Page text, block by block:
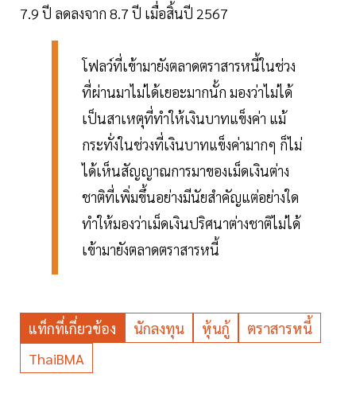
7.9 ปี ลดลงจาก 8.7 ปี เมื่อสิ้นปี 2567
โฟลว์ที่เข้ามายังตลาดตราสารหนี้ในช่วง
ที่ผ่านมาไม่ได้เยอะมากนั้ก มองว่าไม่ได้
เป็นสาเหตุที่ทำให้เงินบาทแข็งค่า แม้
กระทั่งในช่วงที่เงินบาทแข็งค่ามากๆ ก็ไม่
ได้เห็นสัญญาณการมาของเม็ดเงินต่าง
ชาติที่เพิ่มขึ้นอย่างมีนัยสำคัญแต่อย่างใด
ทำให้มองว่าเม็ดเงินปริศนาต่างชาติไม่ได้
เข้ามายังตลาดตราสารหนี้
แท็กที่เกี่ยวข้อง นักลงทุน หุ้นกู้
ตราสารหนี้
ThaiBMA